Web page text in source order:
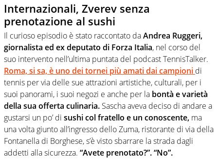
Internazionali, Zverev senza
prenotazione al sushi
Il curioso episodio è stato raccontato daAndrea Ruggeri,
giornalista ed ex deputato di Forza Italia, nel corso del
suo intervento nell’ultima puntata del podcast TennisTalker.
Roma, si sa, è uno dei tornei più amati dai campioni di
tennis per via delle sue attrazioni artistiche, culturali, per i
suoi panorami, i suoi negozi e anche per la bontà e varietà
della sua offerta culinaria. Sascha aveva deciso di andare a
gustarsi un po’ di sushi col fratello e un conoscente, ma
una volta giunto all’ingresso dello Zuma, ristorante di via della
Fontanella di Borghese, s’è visto sbarrare la strada dagli
addetti alla sicurezza. “Avete prenotato?”. “No”.